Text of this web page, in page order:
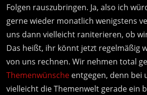
Folgen rauszubringen. Ja, also ich
gerne wieder monatlich wenigstens
uns dann vielleicht raniterieren, ob
Das heißt, ihr könnt jetzt regelmäßig
von uns rechnen. Wir nehmen total
Themenwünsche entgegen, denn bei
vielleicht die Themenwelt gerade ein